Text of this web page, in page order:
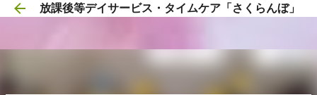
スキップしてメイン コンテンツに移動
放課後等デイサービス・タイムケア「さくらんぼ」